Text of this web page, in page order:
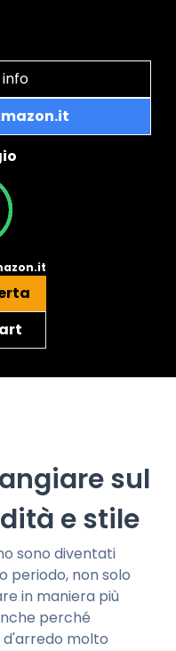
sul
e stile
sono diventati
periodo, non solo
in maniera più
perché
molto